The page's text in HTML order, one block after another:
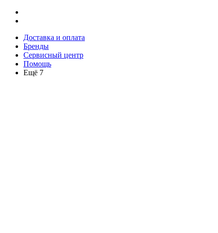
Доставка и оплата
Бренды
Сервисный центр
Помощь
Ещё 7